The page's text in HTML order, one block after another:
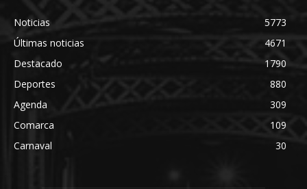
Noticias
5773
Últimas noticias
4671
Destacado
1790
Deportes
880
Agenda
309
Comarca
109
Carnaval
30